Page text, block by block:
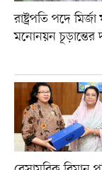
রাষ্ট্রপতি পদে
মনোনয়ন চূড়ান্তের